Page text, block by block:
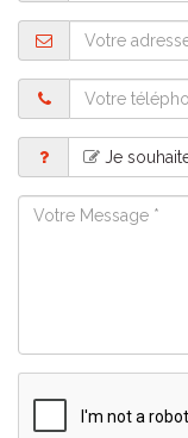
Adresse
Téléphone
MotifJe
Message